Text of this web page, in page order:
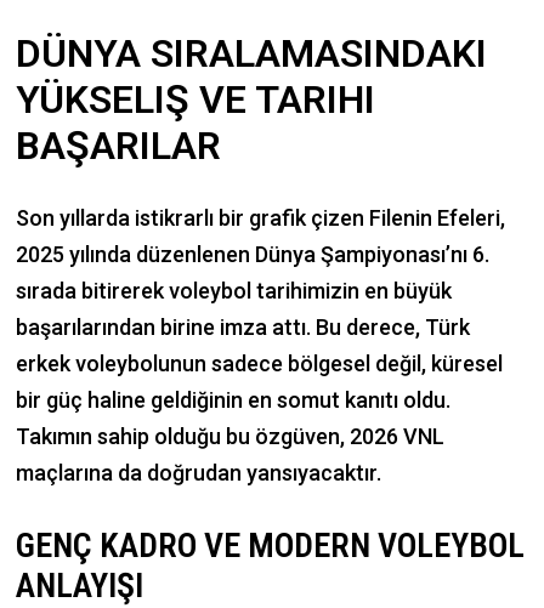
DÜNYA SIRALAMASINDAKI
YÜKSELIŞ VE TARIHI
BAŞARILAR
Son yıllarda istikrarlı bir grafik çizen Filenin Efeleri,
2025 yılında düzenlenen Dünya Şampiyonası’nı 6.
sırada bitirerek voleybol tarihimizin en büyük
başarılarından birine imza attı. Bu derece, Türk
erkek voleybolunun sadece bölgesel değil, küresel
bir güç haline geldiğinin en somut kanıtı oldu.
Takımın sahip olduğu bu özgüven, 2026 VNL
maçlarına da doğrudan yansıyacaktır.
GENÇ KADRO VE MODERN VOLEYBOL
ANLAYIŞI